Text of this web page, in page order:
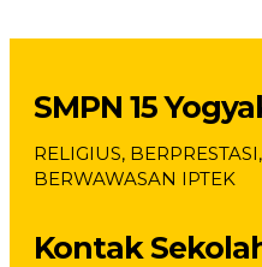
SMPN 15
RELIGIUS,
BERWAWASAN IPTEK
Kontak